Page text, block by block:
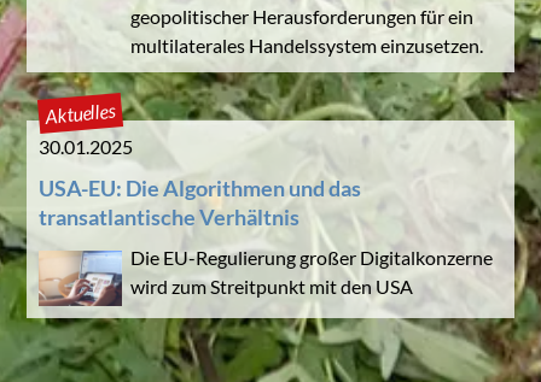
geopolitischer Herausforderungen für ein
multilaterales Handelssystem einzusetzen.
Aktuelles
30.01.2025
USA-EU: Die Algorithmen und das
transatlantische Verhältnis
Die EU-Regulierung großer Digitalkonzerne
wird zum Streitpunkt mit den USA